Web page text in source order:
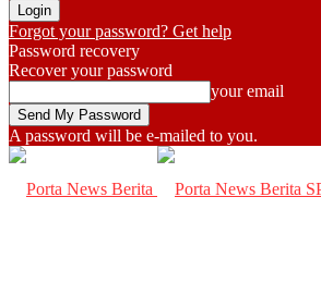
Forgot your password? Get help
Password recovery
Recover your password
your email
A password will be e-mailed to you.